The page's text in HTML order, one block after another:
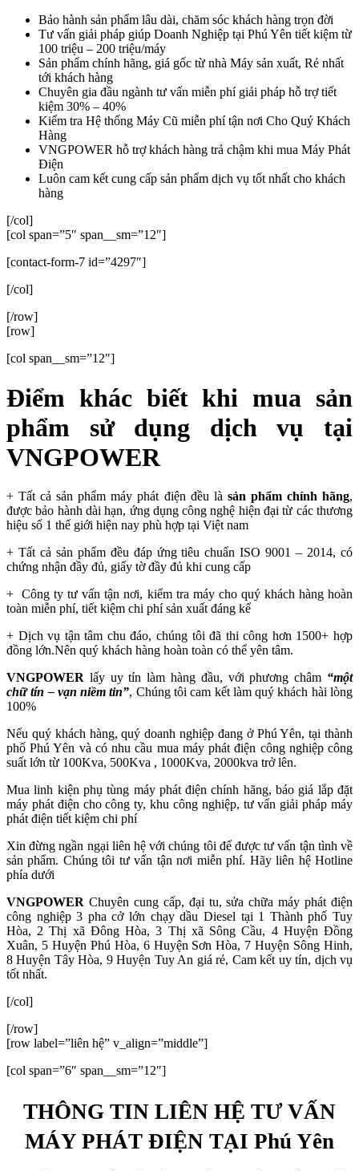
Bảo hành sản phẩm lâu dài, chăm sóc khách hàng trọn đời
Tư vấn giải pháp giúp Doanh Nghiệp tại Phú Yên tiết kiệm từ
100 triệu – 200 triệu/máy
Sản phẩm chính hãng, giá gốc từ nhà Máy sản xuất, Rẻ nhất
tới khách hàng
Chuyên gia đầu ngành tư vấn miễn phí giải pháp hỗ trợ tiết
kiệm 30% – 40%
Kiểm tra Hệ thống Máy Cũ miễn phí tận nơi Cho Quý Khách
Hàng
VNGPOWER hỗ trợ khách hàng trả chậm khi mua Máy Phát
Điện
Luôn cam kết cung cấp sản phẩm dịch vụ tốt nhất cho khách
hàng
[/col]
[col span=”5″ span__sm=”12″]
[contact-form-7 id=”4297″]
[/col]
[/row]
[row]
[col span__sm=”12″]
Điểm khác biết khi mua sản
phẩm sử dụng dịch vụ tại
VNGPOWER
+ Tất cả sản phẩm máy phát điện đều là sản phẩm chính hãng,
được bảo hành dài hạn, ứng dụng công nghệ hiện đại từ các thương
hiệu số 1 thế giới hiện nay phù hợp tại Việt nam
+ Tất cả sản phẩm đều đáp ứng tiêu chuẩn ISO 9001 – 2014, có
chứng nhận đầy đủ, giấy tờ đầy đủ khi cung cấp
+ Công ty tư vấn tận nơi, kiểm tra máy cho quý khách hàng hoàn
toàn miễn phí, tiết kiệm chi phí sản xuất đáng kể
+ Dịch vụ tận tâm chu đáo, chúng tôi đã thi công hơn 1500+ hợp
đồng lớn.Nên quý khách hàng hoàn toàn có thể yên tâm.
VNGPOWER lấy uy tín làm hàng đầu, với phương châm “một
chữ tín – vạn niềm tin”, Chúng tôi cam kết làm quý khách hài lòng
100%
Nếu quý khách hàng, quý doanh nghiệp đang ở Phú Yên, tại thành
phố Phú Yên và có nhu cầu mua máy phát điện công nghiệp công
suất lớn từ 100Kva, 500Kva , 1000Kva, 2000kva trở lên.
Mua linh kiện phụ tùng máy phát điện chính hãng, báo giá lắp đặt
máy phát điện cho công ty, khu công nghiệp, tư vấn giải pháp máy
phát điện tiết kiệm chi phí
Xin đừng ngần ngại liên hệ với chúng tôi để được tư vấn tận tình về
sản phẩm. Chúng tôi tư vấn tận nơi miễn phí. Hãy liên hệ Hotline
phía dưới
VNGPOWER Chuyên cung cấp, đại tu, sửa chữa máy phát điện
công nghiệp 3 pha cở lớn chạy dầu Diesel tại 1 Thành phố Tuy
Hòa, 2 Thị xã Đông Hòa, 3 Thị xã Sông Cầu, 4 Huyện Đồng
Xuân, 5 Huyện Phú Hòa, 6 Huyện Sơn Hòa, 7 Huyện Sông Hinh,
8 Huyện Tây Hòa, 9 Huyện Tuy An giá rẻ, Cam kết uy tín, dịch vụ
tốt nhất.
[/col]
[/row]
[row label=”liên hệ” v_align=”middle”]
[col span=”6″ span__sm=”12″]
THÔNG TIN LIÊN HỆ TƯ VẤN
MÁY PHÁT ĐIỆN TẠI Phú Yên